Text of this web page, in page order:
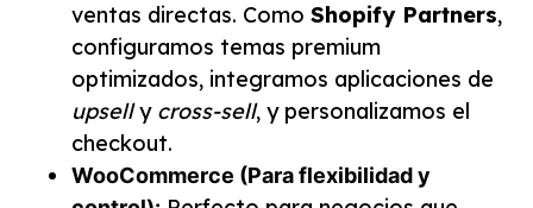
ventas directas. Como Shopify Partners,
configuramos temas premium
optimizados, integramos aplicaciones de
upselly cross-sell, y personalizamos el
checkout.
WooCommerce (Para flexibilidad y